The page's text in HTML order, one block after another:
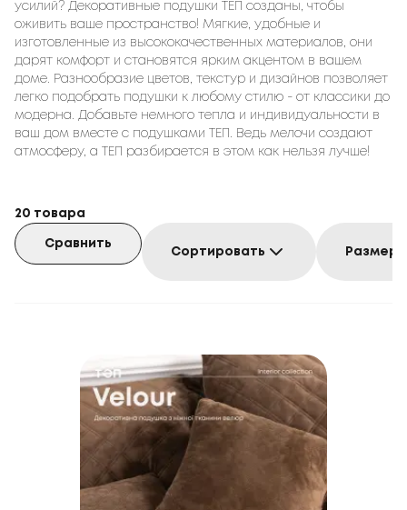
усилий? Декоративные подушки ТЕП созданы, чтобы
оживить ваше пространство! Мягкие, удобные и
изготовленные из высококачественных материалов, они
дарят комфорт и становятся ярким акцентом в вашем
доме. Разнообразие цветов, текстур и дизайнов позволяет
легко подобрать подушки к любому стилю - от классики до
модерна. Добавьте немного тепла и индивидуальности в
ваш дом вместе с подушками ТЕП. Ведь мелочи создают
атмосферу, а ТЕП разбирается в этом как нельзя лучше!
Сравнить
Сортировать Размер
20 товара